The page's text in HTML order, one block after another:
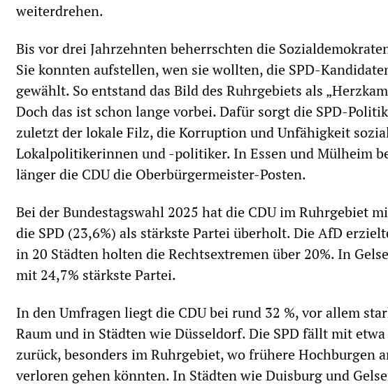
weiterdrehen.
Bis vor drei Jahrzehnten beherrschten die
Sie konnten aufstellen, wen sie wollten, die SPD-
gewählt. So entstand das Bild des Ruhrgebiets als
Doch das ist schon lange vorbei. Dafür sorgt die SPD-
zuletzt der lokale Filz, die Korruption und Unfähigkeit
Lokalpolitikerinnen und -politiker. In Essen und Mülheim
länger die CDU die Oberbürgermeister-Posten.
Bei der Bundestagswahl 2025 hat die CDU im Ruhrgebiet
die SPD (23,6%) als stärkste Partei überholt. Die AfD
in 20 Städten holten die Rechtsextremen über 20%. In
mit 24,7% stärkste Partei.
In den Umfragen liegt die CDU bei rund 32 %, vor allem
Raum und in Städten wie Düsseldorf. Die SPD fällt mit
zurück, besonders im Ruhrgebiet, wo frühere Hochburgen
verloren gehen könnten. In Städten wie Duisburg und